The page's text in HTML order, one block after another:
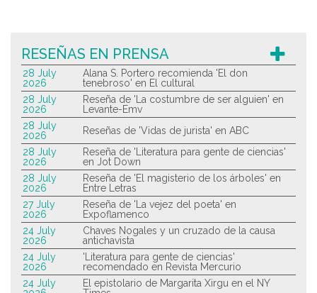
RESEÑAS EN PRENSA
28 July
2026
Alana S. Portero recomienda 'El don
tenebroso' en El cultural
28 July
2026
Reseña de 'La costumbre de ser alguien' en
Levante-Emv
28 July
2026
Reseñas de 'Vidas de jurista' en ABC
28 July
2026
Reseña de 'Literatura para gente de ciencias'
en Jot Down
28 July
2026
Reseña de 'El magisterio de los árboles' en
Entre Letras
27 July
2026
Reseña de 'La vejez del poeta' en
Expoflamenco
24 July
2026
Chaves Nogales y un cruzado de la causa
antichavista
24 July
2026
'Literatura para gente de ciencias'
recomendado en Revista Mercurio
24 July
El epistolario de Margarita Xirgu en el NY